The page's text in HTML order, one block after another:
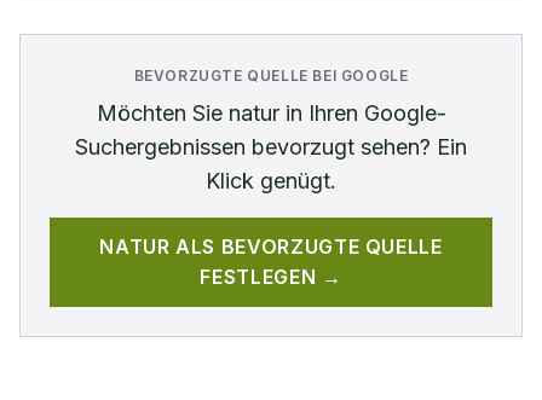
BEVORZUGTE QUELLE BEI GOOGLE
Möchten Sie naturin Ihren Google-
Suchergebnissen bevorzugt sehen? Ein
Klick genügt.
NATUR ALS BEVORZUGTE QUELLE
FESTLEGEN →